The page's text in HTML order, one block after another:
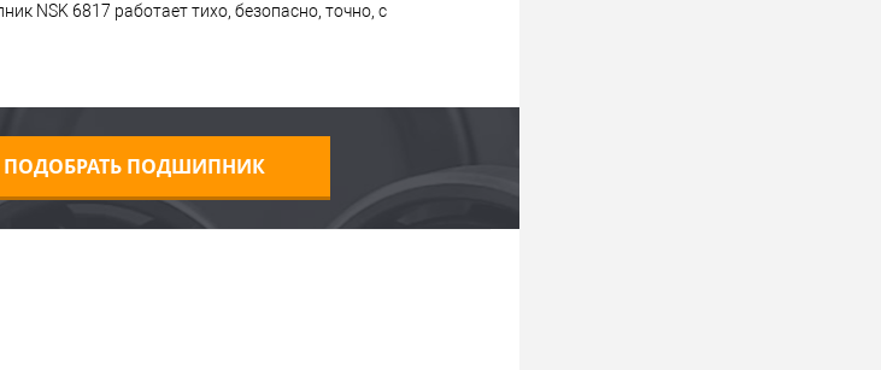
NSK 6817 работает тихо, безопасно, точно, с
ПОДОБРАТЬ ПОДШИПНИК